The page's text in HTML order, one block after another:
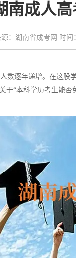
南成人
源：湖南省成考网 时间
数逐年递增。在这股
于“本科学历考生能